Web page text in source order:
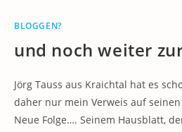
BLOGGEN?
und noch weiter
Jörg Tauss aus Kraichtal hat es
daher nur mein Verweis auf
Neue Folge…. Seinem Hausblatt,